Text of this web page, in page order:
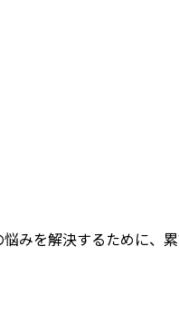
みを解決するために